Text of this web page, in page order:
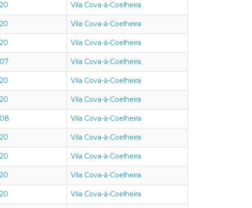
Vila Cova-à-Coelheira
Vila Cova-à-Coelheira
Vila Cova-à-Coelheira
Vila Cova-à-Coelheira
Vila Cova-à-Coelheira
Vila Cova-à-Coelheira
Vila Cova-à-Coelheira
Vila Cova-à-Coelheira
Vila Cova-à-Coelheira
Vila Cova-à-Coelheira
Vila Cova-à-Coelheira